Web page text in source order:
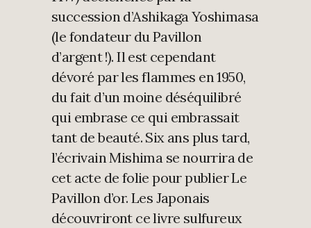
succession d’Ashikaga Yoshimasa
(le fondateur du Pavillon
d’argent !). Il est cependant
dévoré par les flammes en 1950,
du fait d’un moine déséquilibré
qui embrase ce qui embrassait
tant de beauté. Six ans plus tard,
l’écrivain Mishima se nourrira de
cet acte de folie pour publier Le
Pavillon d’or. Les Japonais
découvriront ce livre sulfureux